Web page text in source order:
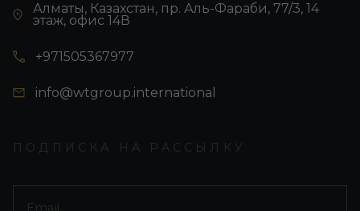
Алматы, Казахстан, пр. Аль-Фараби, 77/3, 14
этаж, офис 14В
+971505367977
info@wtgroup.international
ПОДПИСКА НА РАССЫЛКУ